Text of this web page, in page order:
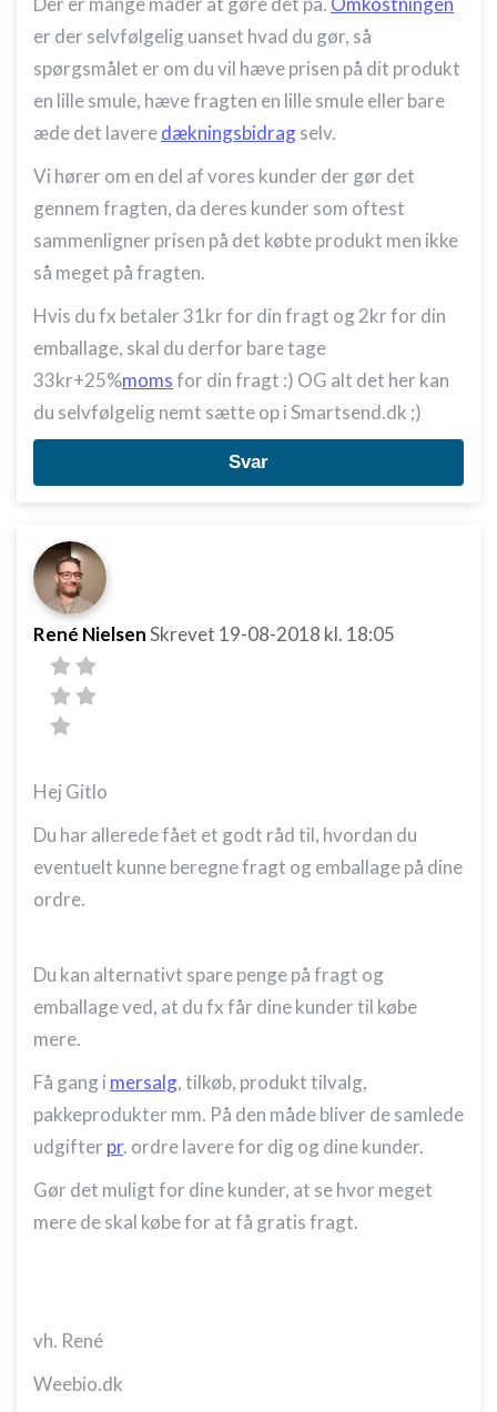
er der selvfølgelig uanset hvad du gør, så
spørgsmålet er om du vil hæve prisen på dit produkt
en lille smule, hæve fragten en lille smule eller bare
æde det laveredækningsbidragselv.
Vi hører om en del af vores kunder der gør det
gennem fragten, da deres kunder som oftest
sammenligner prisen på det købte produkt men ikke
så meget på fragten.
Hvis du fx betaler 31kr for din fragt og 2kr for din
emballage, skal du derfor bare tage
33kr+25%momsfor din fragt :) OG alt det her kan
du selvfølgelig nemt sætte op i Smartsend.dk ;)
Svar
René NielsenSkrevet 19-08-2018 kl. 18:05
Hej Gitlo
Du har allerede fået et godt råd til, hvordan du
eventuelt kunne beregne fragt og emballage på dine
ordre.
Du kan alternativt spare penge på fragt og
emballage ved, at du fx får dine kunder til købe
mere.
Få gang i mersalg, tilkøb, produkt tilvalg,
pakkeprodukter mm. På den måde bliver de samlede
udgifter pr. ordre lavere for dig og dine kunder.
Gør det muligt for dine kunder, at se hvor meget
mere de skal købe for at få gratis fragt.
vh. René
Weebio.dk